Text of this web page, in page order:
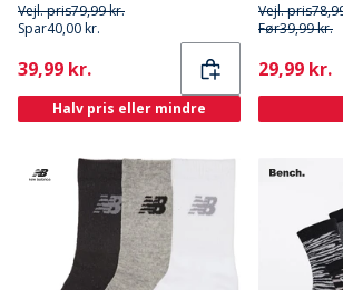
Vejl. pris79,99 kr.
Spar40,00 kr.
Current
39,99 kr.
Halv pris eller mindre
Vejl. pris
Før39,99 kr.
Current
29,99 kr.